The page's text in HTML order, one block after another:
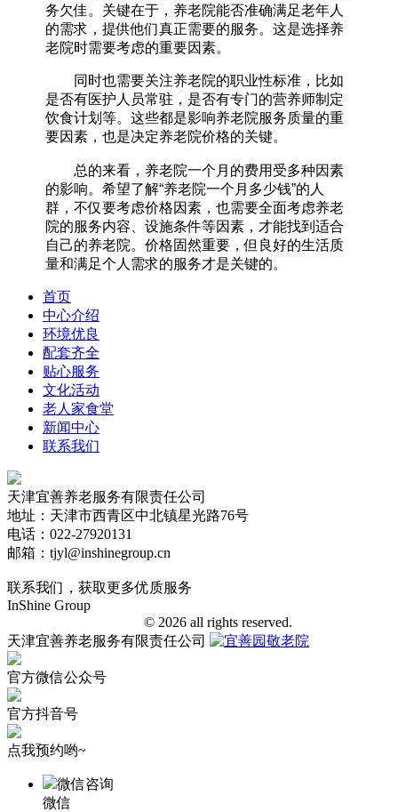
务欠佳。关键在于，养老院能否准确满足老年人
的需求，提供他们真正需要的服务。这是选择养
老院时需要考虑的重要因素。
同时也需要关注养老院的职业性标准，比如
是否有医护人员常驻，是否有专门的营养师制定
饮食计划等。这些都是影响养老院服务质量的重
要因素，也是决定养老院价格的关键。
总的来看，养老院一个月的费用受多种因素
的影响。希望了解“养老院一个月多少钱”的人
群，不仅要考虑价格因素，也需要全面考虑养老
院的服务内容、设施条件等因素，才能找到适合
自己的养老院。价格固然重要，但良好的生活质
量和满足个人需求的服务才是关键的。‍
首页
中心介绍
环境优良
配套齐全
贴心服务
文化活动
老人家食堂
新闻中心
联系我们
天津宜善养老服务有限责任公司
地址：天津市西青区中北镇星光路76号
电话：022-27920131
邮箱：tjyl@inshinegroup.cn
联系我们，获取更多优质服务
InShine Group
© 2026 all rights reserved.
天津宜善养老服务有限责任公司
官方微信公众号
官方抖音号
点我预约哟~
微信咨询
微信